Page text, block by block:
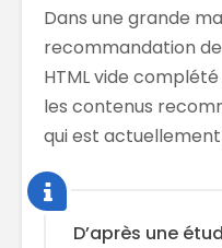
Dans une grande
recommandation
HTML vide
les contenus
qui est
D’après une